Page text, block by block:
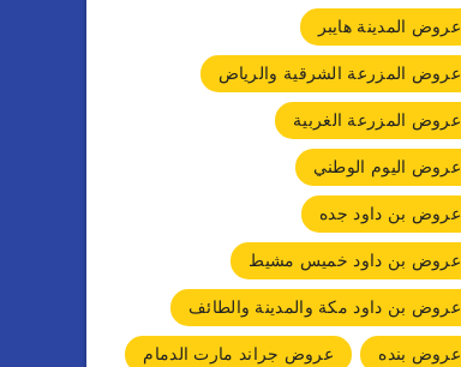
عروض المدينة هايبر
عروض المزرعة الشرقية والرياض
عروض المزرعة الغربية
عروض اليوم الوطني
عروض بن داود جده
عروض بن داود خميس مشيط
عروض بن داود مكة والمدينة والطائف
عروض بنده
عروض جراند مارت الدمام